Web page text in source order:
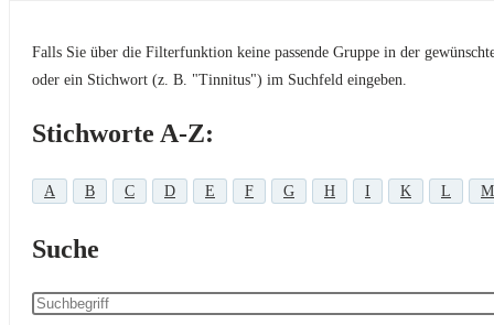
Falls Sie über die Filterfunktion keine passende Gruppe in der
oder ein Stichwort (z. B. "Tinnitus") im Suchfeld eingeben.
Stichworte A-Z:
A B C D E F G H I K L M
Suche